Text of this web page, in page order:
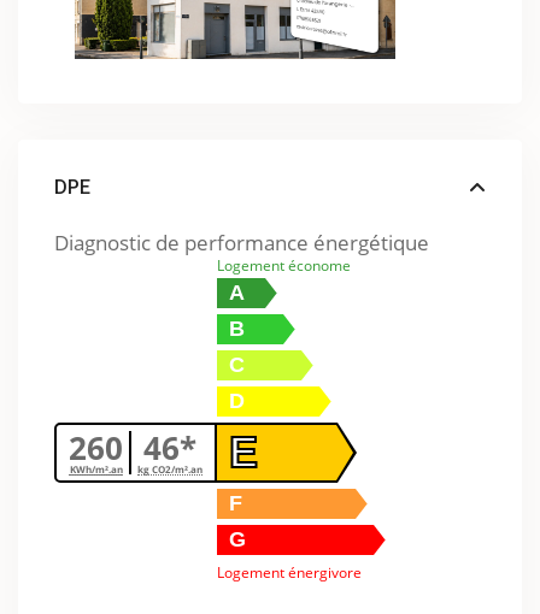
DPE
Diagnostic de performance énergétique
260
KWh/m².an 46*
kg CO2/m².an
Logement économe
A
B
C
D
E
F
G
Logement énergivore